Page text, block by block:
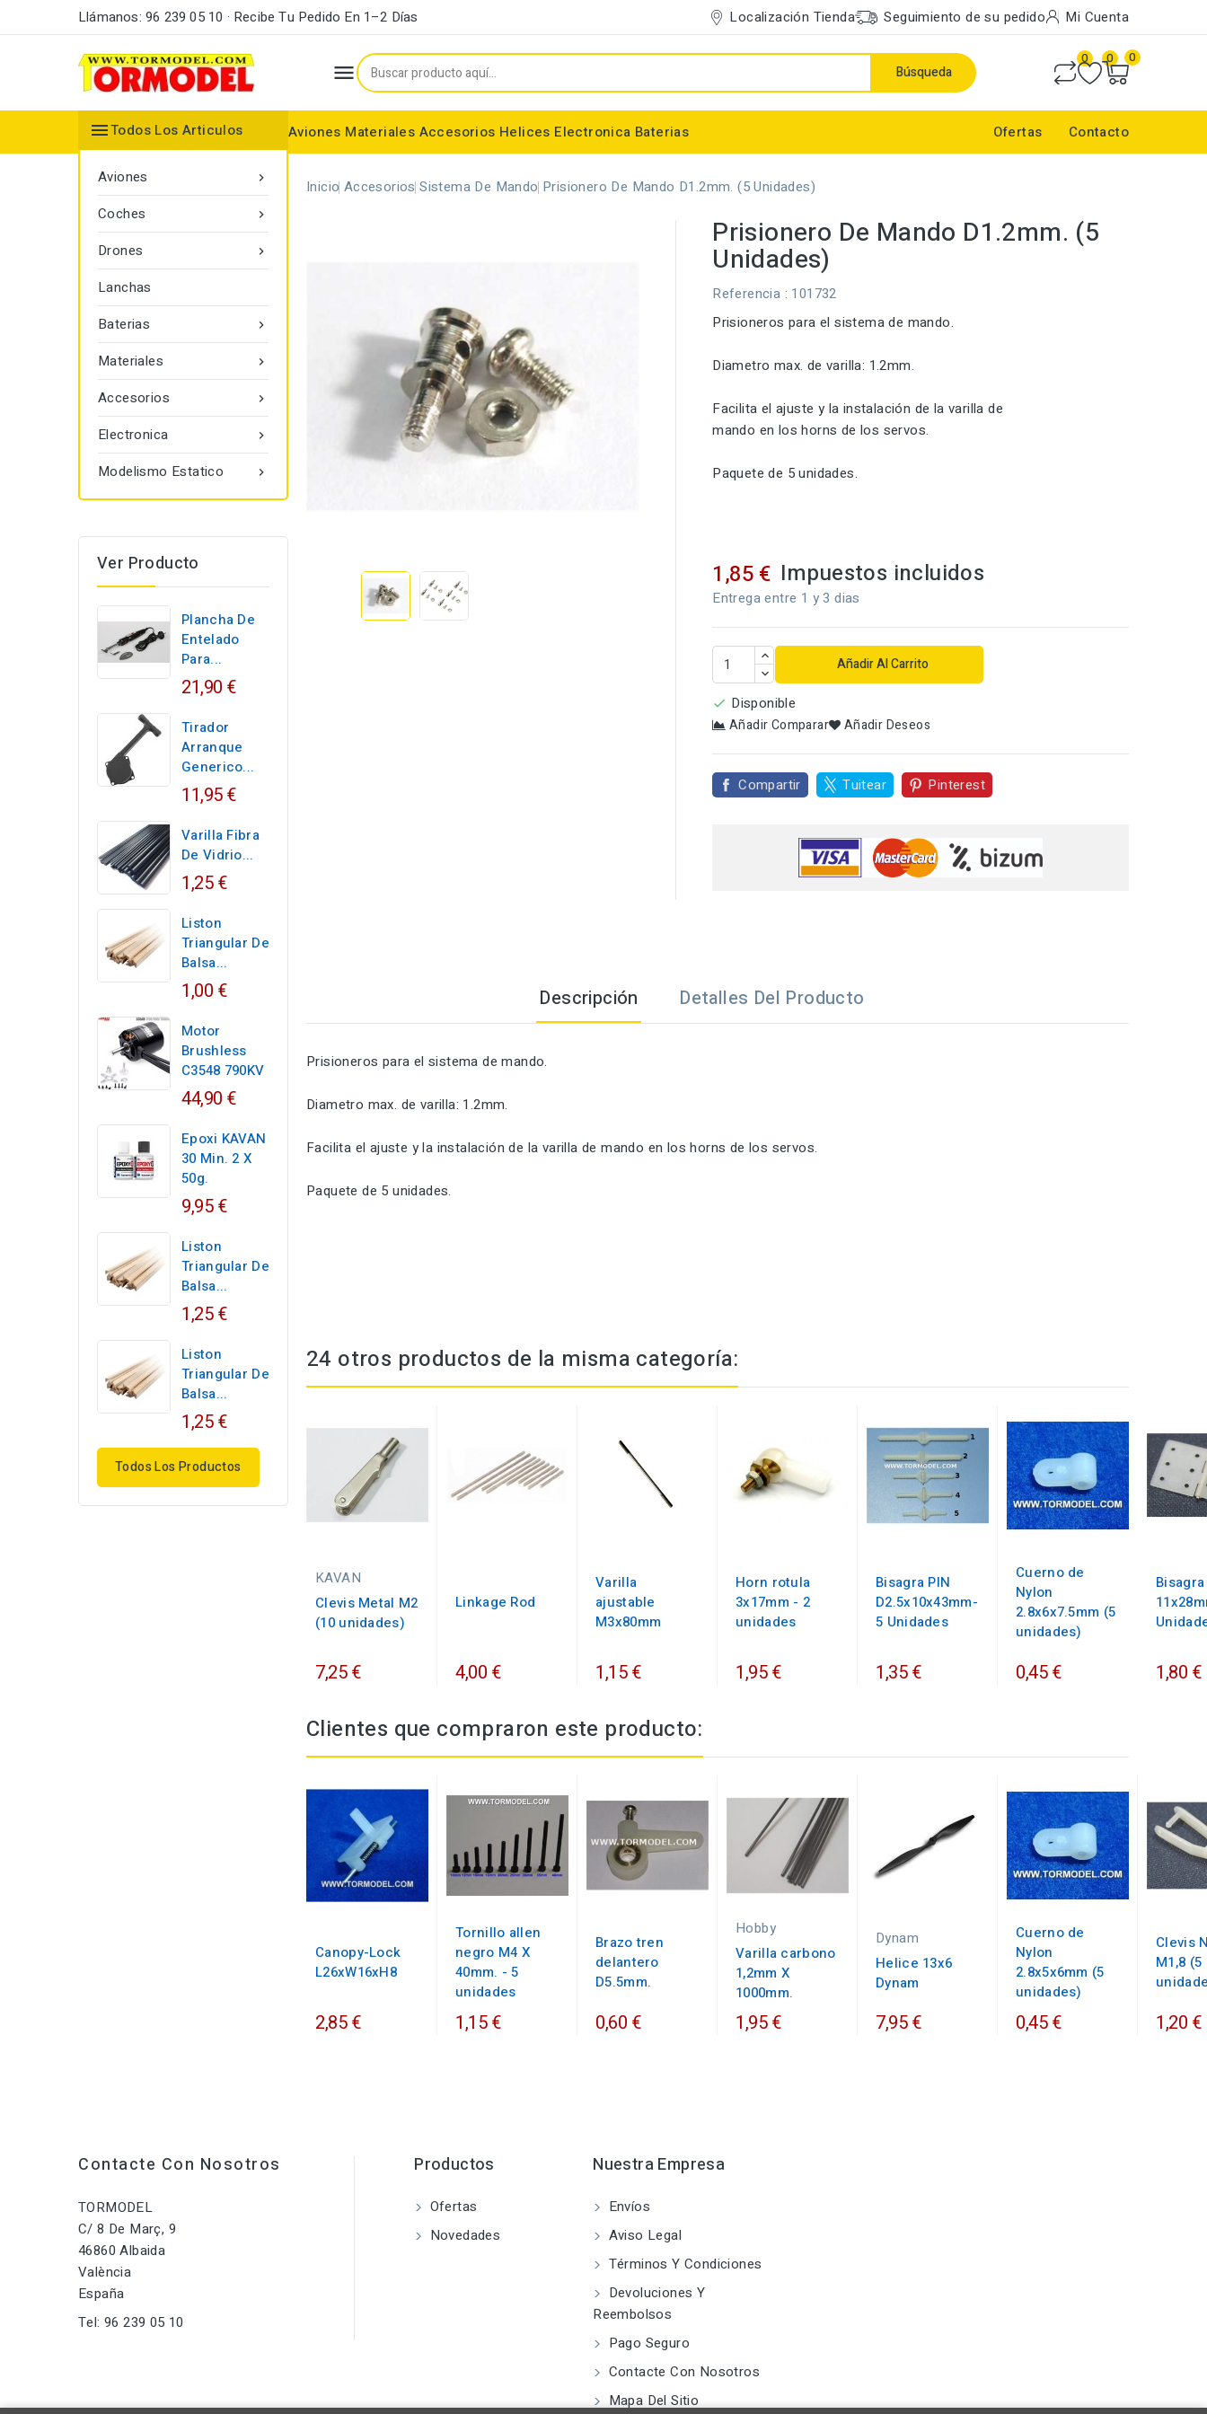
Llámanos: 96 239 05 10 · Recibe Tu Pedido En 1–2 Días Localización Tienda Seguimiento de su pedido Mi Cuenta
 Búsqueda
0 0 0
Aviones Materiales Accesorios Helices Electronica Baterias Ofertas Contacto
Todos Los Articulos

Aviones

Coches

Drones
Lanchas

Baterias

Materiales

Accesorios

Electronica

Modelismo Estatico
Ver Producto
Plancha De
Entelado
Para...
21,90 €
Tirador
Arranque
Generico...
11,95 €
Varilla Fibra
De Vidrio...
1,25 €
Liston
Triangular De
Balsa...
1,00 €
Motor
Brushless
C3548 790KV
44,90 €
Epoxi KAVAN
30 Min. 2 X
50g.
9,95 €
Liston
Triangular De
Balsa...
1,25 €
Liston
Triangular De
Balsa...
1,25 €
Todos Los Productos
Inicio Accesorios Sistema De Mando Prisionero De Mando D1.2mm. (5 Unidades)
Prisionero De Mando D1.2mm. (5
Unidades)
Referencia : 101732
Prisioneros para el sistema de mando.
Diametro max. de varilla: 1.2mm.
Facilita el ajuste y la instalación de la varilla de
mando en los horns de los servos.
Paquete de 5 unidades.
1,85 € Impuestos incluidos
Entrega entre 1 y 3 dias
Añadir Al Carrito
 Disponible
Añadir Comparar Añadir Deseos
Compartir Tuitear Pinterest
Descripción Detalles Del Producto
Prisioneros para el sistema de mando.
Diametro max. de varilla: 1.2mm.
Facilita el ajuste y la instalación de la varilla de mando en los horns de los servos.
Paquete de 5 unidades.
24 otros productos de la misma categoría:
KAVAN
Clevis Metal M2
(10 unidades)
7,25 €
Linkage Rod
4,00 €
Varilla
ajustable
M3x80mm
1,15 €
Horn rotula
3x17mm - 2
unidades
1,95 €
Bisagra PIN
D2.5x10x43mm-
5 Unidades
1,35 €
Cuerno de
Nylon
2.8x6x7.5mm (5
unidades)
0,45 € 1,80 €
Clientes que compraron este producto:
Canopy-Lock
L26xW16xH8
2,85 €
Tornillo allen
negro M4 X
40mm. - 5
unidades
1,15 €
Brazo tren
delantero
D5.5mm.
0,60 €
Hobby
Varilla carbono
1,2mm X
1000mm.
1,95 €
Dynam
Helice 13x6
Dynam
7,95 €
Cuerno de
Nylon
2.8x5x6mm (5
unidades)
0,45 €
Clevis
M1,8 (5
1,20 €
Contacte Con Nosotros
TORMODEL
C/ 8 De Març, 9
46860 Albaida
València
España
Tel: 96 239 05 10
Productos
Ofertas
Novedades
Nuestra Empresa
Envíos
Aviso Legal
Términos Y Condiciones
Devoluciones Y
Reembolsos
Pago Seguro
Contacte Con Nosotros
Mapa Del Sitio